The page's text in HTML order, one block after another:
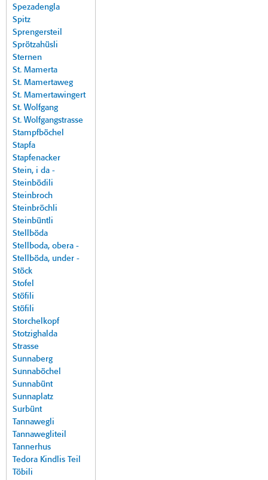
Spezadengla
Spitz
Sprengersteil
Sprötzahüsli
Sternen
St. Mamerta
St. Mamertaweg
St. Mamertawingert
St. Wolfgang
St. Wolfgangstrasse
Stampfböchel
Stapfa
Stapfenacker
Stein, i da -
Steinbödili
Steinbroch
Steinbröchli
Steinbüntli
Stellböda
Stellboda, obera -
Stellböda, under -
Stöck
Stofel
Stöfili
Stöfili
Storchelkopf
Stotzighalda
Strasse
Sunnaberg
Sunnaböchel
Sunnabünt
Sunnaplatz
Surbünt
Tannawegli
Tannawegliteil
Tannerhus
Tedora Kindlis Teil
Töbili